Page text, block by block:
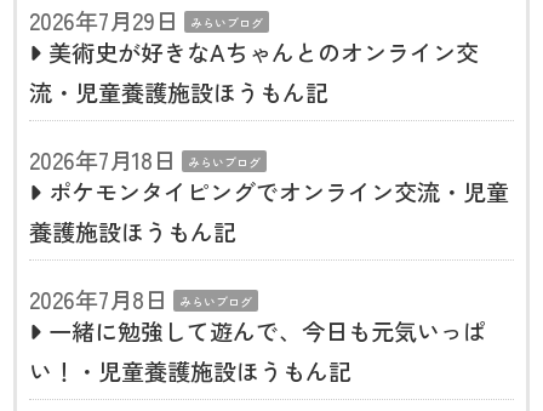
2026年7月29日 みらいブログ
美術史が好きなAちゃんとのオンライン交
流・児童養護施設ほうもん記
2026年7月18日
みらいブログ
ポケモンタイピングでオンライン交流・児童
養護施設ほうもん記
2026年7月8日
みらいブログ
一緒に勉強して遊んで、今日も元気いっぱ
い！・児童養護施設ほうもん記